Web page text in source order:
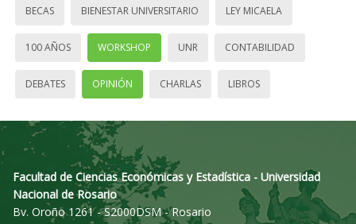
BECAS BIENESTAR UNIVERSITARIO LEY MICAELA
100 AÑOS WORKSHOP UNR CONTABILIDAD
DEBATES OPINIÓN CHARLAS LIBROS
Facultad de Ciencias Económicas y Estadística - Universidad
Nacional de Rosario
Bv. Oroño 1261 - S2000DSM - Rosario